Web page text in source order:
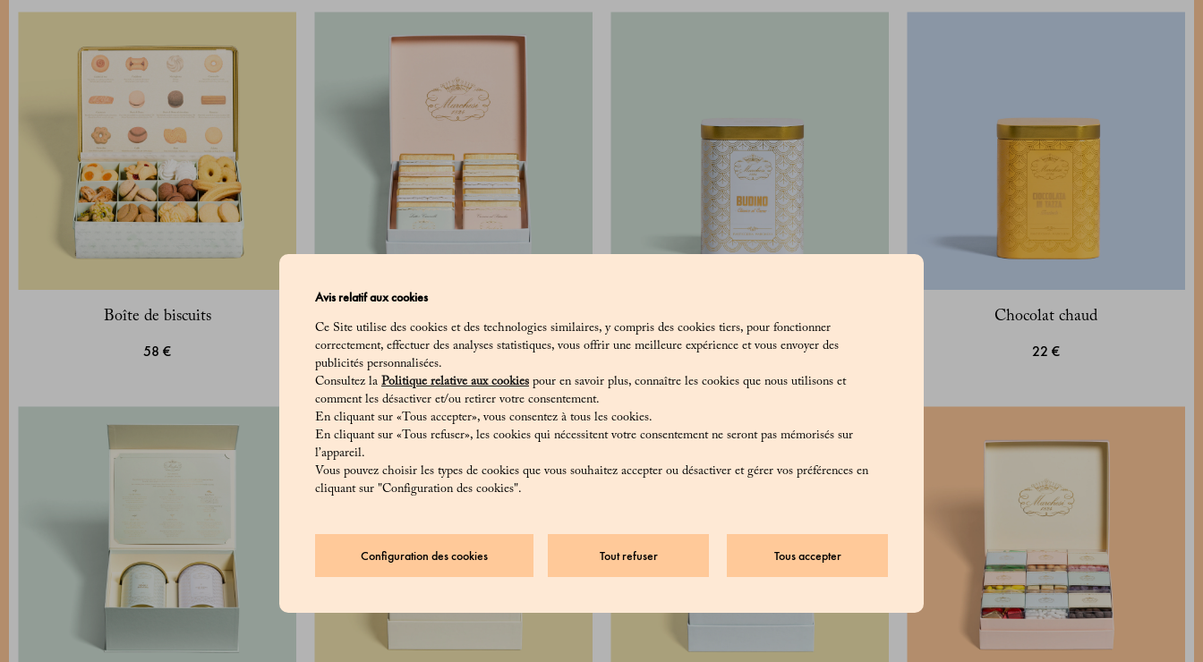
Avis relatif aux cookies
Ce Site utilise des cookies et des technologies similaires, y compris des cookies tiers, pour fonctionner
correctement, effectuer des analyses statistiques, vous offrir une meilleure expérience et vous envoyer des
publicités personnalisées.
Consultez la Politique relative aux cookies pour en savoir plus, connaître les cookies que nous utilisons et
comment les désactiver et/ou retirer votre consentement.
En cliquant sur «Tous accepter», vous consentez à tous les cookies.
En cliquant sur «Tous refuser», les cookies qui nécessitent votre consentement ne seront pas mémorisés sur
l’appareil.
Vous pouvez choisir les types de cookies que vous souhaitez accepter ou désactiver et gérer vos préférences en
cliquant sur "Configuration des cookies".
Tous accepter
Tout refuser
Configuration des cookies
Boîte de biscuits
58 €
Assortis
95 €
30 €
Chocolat chaud
22 €